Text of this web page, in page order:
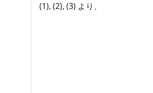
(1), (2), (3) より、